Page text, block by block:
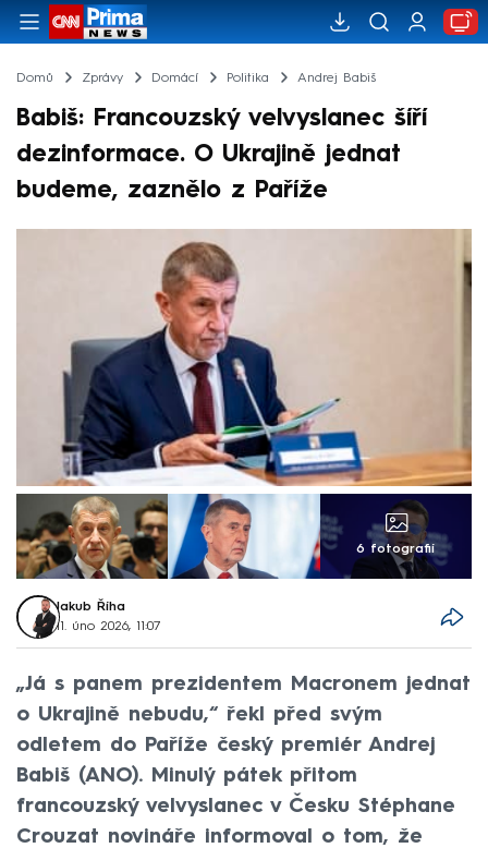
Domů Zprávy Domácí Politika Andrej Babiš
Babiš: Francouzský velvyslanec šíří
dezinformace. O Ukrajině jednat
budeme, zaznělo z Paříže
6 fotografií
Jakub Říha
11. úno 2026, 11:07
„Já s panem prezidentem Macronem jednat
o Ukrajině nebudu,“ řekl před svým
odletem do Paříže český premiér Andrej
Babiš (ANO). Minulý pátek přitom
francouzský velvyslanec v Česku Stéphane
Crouzat novináře informoval o tom, že